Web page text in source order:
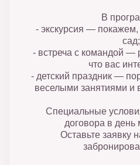
В
- экскурсия — покажем,
сад;
- встреча с командой —
что вас
- детский праздник —
веселыми занятиями и
Специальные
договора в день
Оставьте заявку